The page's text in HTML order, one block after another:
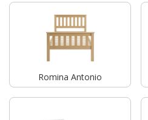
Romina Antonio